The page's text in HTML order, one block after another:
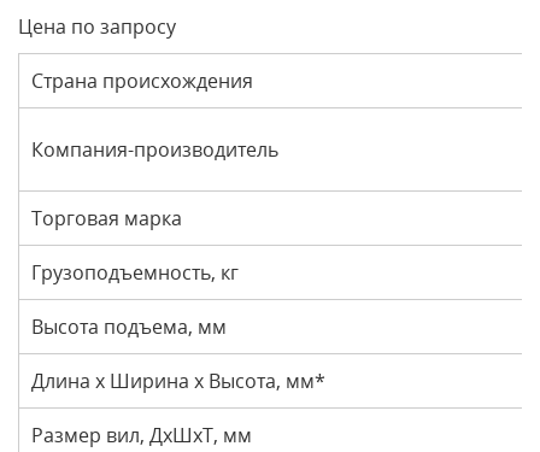
Цена по запросу
Страна происхождения
Компания-производитель
Торговая марка
Грузоподъемность, кг
Высота подъема, мм
Длина x Ширина x Высота, мм*
Размер вил, ДxШxТ, мм